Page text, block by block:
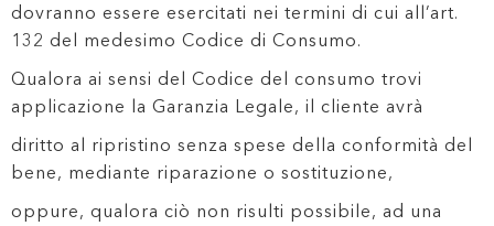
dovranno essere esercitati nei termini di cui all’art.
132 del medesimo Codice di Consumo.
Qualora ai sensi del Codice del consumo trovi
applicazione la Garanzia Legale, il cliente avrà
diritto al ripristino senza spese della conformità del
bene, mediante riparazione o sostituzione,
oppure, qualora ciò non risulti possibile, ad una